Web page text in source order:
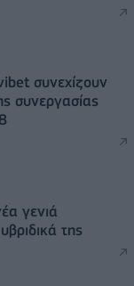
συνεχίζουν
συνεργασίας
γενιά
της